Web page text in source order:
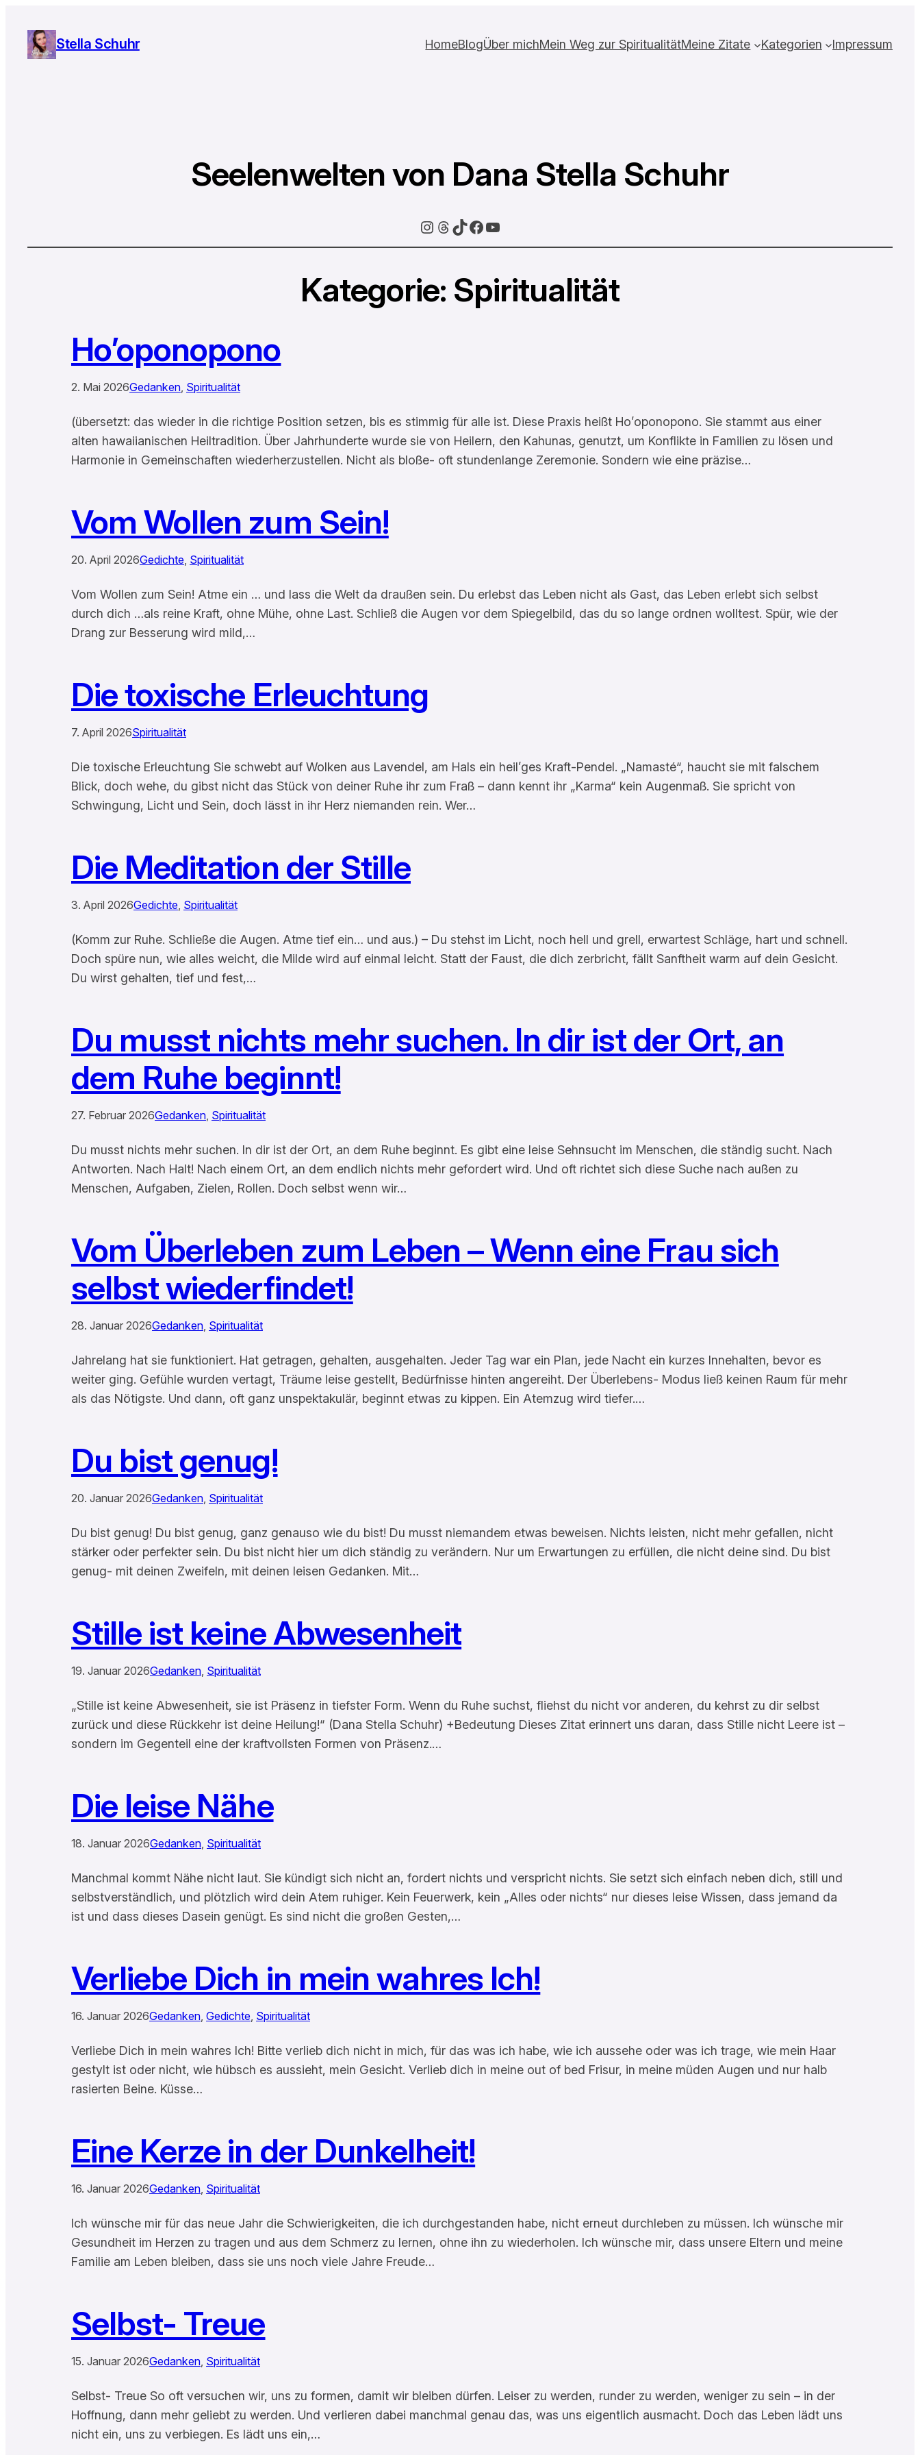
Stella Schuhr HomeBlogÜber michMein Weg zur SpiritualitätMeine Zitate Kategorien Impressum
Seelenwelten von Dana Stella Schuhr
Instagram
Threads
TikTok
Facebook
YouTube
Kategorie: Spiritualität
Ho’oponopono
2. Mai 2026Gedanken Spiritualität
(übersetzt: das wieder in die richtige Position setzen, bis es stimmig für alle ist. Diese Praxis heißt Ho’oponopono. Sie stammt aus einer
alten hawaiianischen Heiltradition. Über Jahrhunderte wurde sie von Heilern, den Kahunas, genutzt, um Konflikte in Familien zu lösen und
Harmonie in Gemeinschaften wiederherzustellen. Nicht als bloße- oft stundenlange Zeremonie. Sondern wie eine präzise…
Vom Wollen zum Sein!
20. April 2026Gedichte Spiritualität
Vom Wollen zum Sein! Atme ein … und lass die Welt da draußen sein. Du erlebst das Leben nicht als Gast, das Leben erlebt sich selbst
durch dich …als reine Kraft, ohne Mühe, ohne Last. Schließ die Augen vor dem Spiegelbild, das du so lange ordnen wolltest. Spür, wie der
Drang zur Besserung wird mild,…
Die toxische Erleuchtung
7. April 2026Spiritualität
Die toxische Erleuchtung Sie schwebt auf Wolken aus Lavendel, am Hals ein heil’ges Kraft-Pendel. „Namasté“, haucht sie mit falschem
Blick, doch wehe, du gibst nicht das Stück von deiner Ruhe ihr zum Fraß – dann kennt ihr „Karma“ kein Augenmaß. Sie spricht von
Schwingung, Licht und Sein, doch lässt in ihr Herz niemanden rein. Wer…
Die Meditation der Stille
3. April 2026Gedichte Spiritualität
(Komm zur Ruhe. Schließe die Augen. Atme tief ein… und aus.) – Du stehst im Licht, noch hell und grell, erwartest Schläge, hart und schnell.
Doch spüre nun, wie alles weicht, die Milde wird auf einmal leicht. Statt der Faust, die dich zerbricht, fällt Sanftheit warm auf dein Gesicht.
Du wirst gehalten, tief und fest,…
Du musst nichts mehr suchen. In dir ist der Ort, an
dem Ruhe beginnt!
27. Februar 2026Gedanken Spiritualität
Du musst nichts mehr suchen. In dir ist der Ort, an dem Ruhe beginnt. Es gibt eine leise Sehnsucht im Menschen, die ständig sucht. Nach
Antworten. Nach Halt! Nach einem Ort, an dem endlich nichts mehr gefordert wird. Und oft richtet sich diese Suche nach außen zu
Menschen, Aufgaben, Zielen, Rollen. Doch selbst wenn wir…
Vom Überleben zum Leben – Wenn eine Frau sich
selbst wiederfindet!
28. Januar 2026Gedanken Spiritualität
Jahrelang hat sie funktioniert. Hat getragen, gehalten, ausgehalten. Jeder Tag war ein Plan, jede Nacht ein kurzes Innehalten, bevor es
weiter ging. Gefühle wurden vertagt, Träume leise gestellt, Bedürfnisse hinten angereiht. Der Überlebens- Modus ließ keinen Raum für mehr
als das Nötigste. Und dann, oft ganz unspektakulär, beginnt etwas zu kippen. Ein Atemzug wird tiefer.…
Du bist genug!
20. Januar 2026Gedanken Spiritualität
Du bist genug! Du bist genug, ganz genauso wie du bist! Du musst niemandem etwas beweisen. Nichts leisten, nicht mehr gefallen, nicht
stärker oder perfekter sein. Du bist nicht hier um dich ständig zu verändern. Nur um Erwartungen zu erfüllen, die nicht deine sind. Du bist
genug- mit deinen Zweifeln, mit deinen leisen Gedanken. Mit…
Stille ist keine Abwesenheit
19. Januar 2026Gedanken Spiritualität
„Stille ist keine Abwesenheit, sie ist Präsenz in tiefster Form. Wenn du Ruhe suchst, fliehst du nicht vor anderen, du kehrst zu dir selbst
zurück und diese Rückkehr ist deine Heilung!“ (Dana Stella Schuhr) +Bedeutung Dieses Zitat erinnert uns daran, dass Stille nicht Leere ist –
sondern im Gegenteil eine der kraftvollsten Formen von Präsenz.…
Die leise Nähe
18. Januar 2026Gedanken Spiritualität
Manchmal kommt Nähe nicht laut. Sie kündigt sich nicht an, fordert nichts und verspricht nichts. Sie setzt sich einfach neben dich, still und
selbstverständlich, und plötzlich wird dein Atem ruhiger. Kein Feuerwerk, kein „Alles oder nichts“ nur dieses leise Wissen, dass jemand da
ist und dass dieses Dasein genügt. Es sind nicht die großen Gesten,…
Verliebe Dich in mein wahres Ich!
16. Januar 2026Gedanken Gedichte Spiritualität
Verliebe Dich in mein wahres Ich! Bitte verlieb dich nicht in mich, für das was ich habe, wie ich aussehe oder was ich trage, wie mein Haar
gestylt ist oder nicht, wie hübsch es aussieht, mein Gesicht. Verlieb dich in meine out of bed Frisur, in meine müden Augen und nur halb
rasierten Beine. Küsse…
Eine Kerze in der Dunkelheit!
16. Januar 2026Gedanken Spiritualität
Ich wünsche mir für das neue Jahr die Schwierigkeiten, die ich durchgestanden habe, nicht erneut durchleben zu müssen. Ich wünsche mir
Gesundheit im Herzen zu tragen und aus dem Schmerz zu lernen, ohne ihn zu wiederholen. Ich wünsche mir, dass unsere Eltern und meine
Familie am Leben bleiben, dass sie uns noch viele Jahre Freude…
Selbst- Treue
15. Januar 2026Gedanken Spiritualität
Selbst- Treue So oft versuchen wir, uns zu formen, damit wir bleiben dürfen. Leiser zu werden, runder zu werden, weniger zu sein – in der
Hoffnung, dann mehr geliebt zu werden. Und verlieren dabei manchmal genau das, was uns eigentlich ausmacht. Doch das Leben lädt uns
nicht ein, uns zu verbiegen. Es lädt uns ein,…